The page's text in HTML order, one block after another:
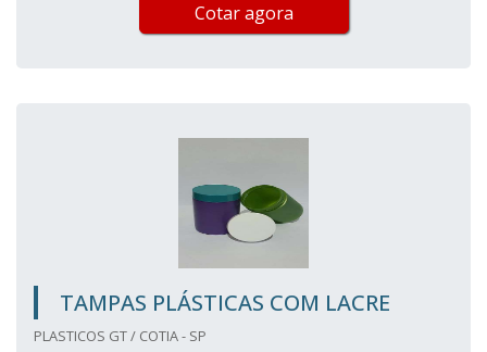
Cotar agora
TAMPAS PLÁSTICAS COM LACRE
PLASTICOS GT / COTIA - SP